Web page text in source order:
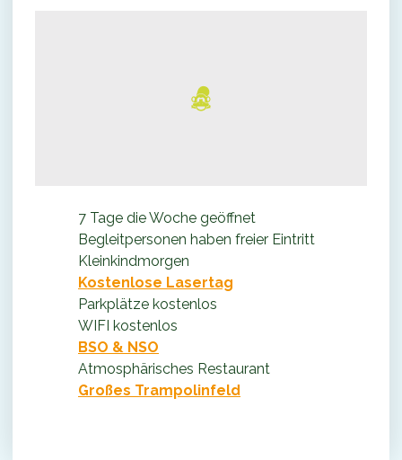
7 Tage die Woche geöffnet
Begleitpersonen haben freier Eintritt
Kleinkindmorgen
Kostenlose Lasertag
Parkplätze kostenlos
WIFI kostenlos
BSO & NSO
Atmosphärisches Restaurant
Großes Trampolinfeld